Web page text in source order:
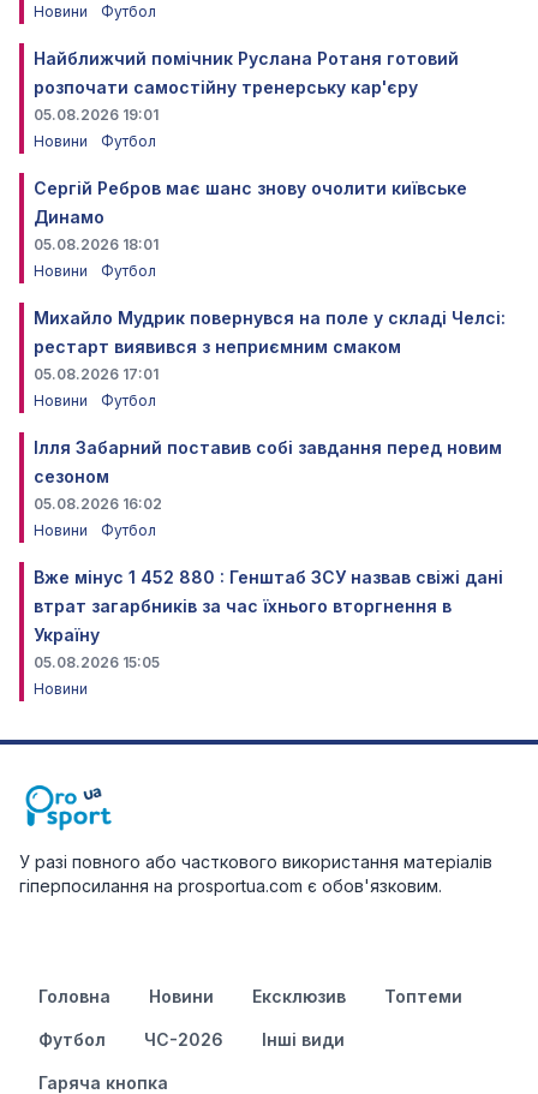
Новини
Футбол
Найближчий помічник Руслана Ротаня готовий
розпочати самостійну тренерську кар'єру
05.08.2026 19:01
Новини
Футбол
Сергій Ребров має шанс знову очолити київське
Динамо
05.08.2026 18:01
Новини
Футбол
Михайло Мудрик повернувся на поле у складі Челсі:
рестарт виявився з неприємним смаком
05.08.2026 17:01
Новини
Футбол
Ілля Забарний поставив собі завдання перед новим
сезоном
05.08.2026 16:02
Новини
Футбол
Вже мінус 1 452 880 : Генштаб ЗСУ назвав свіжі дані
втрат загарбників за час їхнього вторгнення в
Україну
05.08.2026 15:05
Новини
У разі повного або часткового використання матеріалів
гіперпосилання на prosportua.com є обов'язковим.
Головна Новини Ексклюзив Топтеми
Футбол ЧС-2026 Інші види
Гаряча кнопка